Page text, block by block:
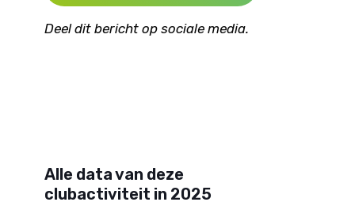
Deel dit bericht op sociale media.
Alle data van deze
clubactiviteit in 2025